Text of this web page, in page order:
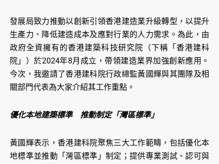
發展局致力推動以創新引領香港建造業升級轉型，以提升
生產力、降低建造成本及應對行業的人力需求。為此，由
政府全資擁有的香港建築科技研究院（下稱「香港建科
院」）於2024年8月成立，帶領建造業界加強創新應用。
今次，我邀請了香港建科院行政總監黃國輝與其團隊及相
關部門代表為大家介紹其工作重點。
優化本地建築標準 推動制定「灣區標準」
黃國輝表示，香港建科院聚焦三大工作範疇，包括優化本
地標準並推動「灣區標準」制定；提供專業測試、認可與